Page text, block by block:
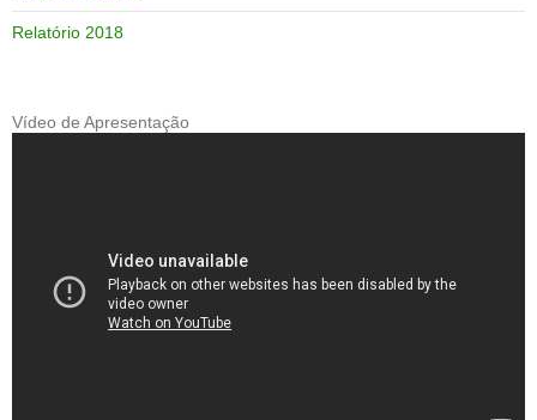
Relatório 2018
Vídeo de Apresentação